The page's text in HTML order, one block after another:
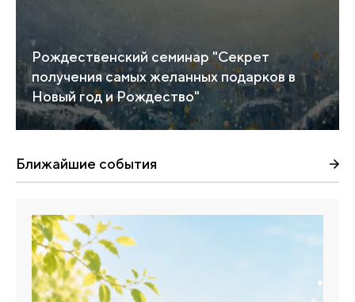
Рождественский семинар "Секрет
получения самых желанных подарков в
Новый год и Рождество"
Ближайшие события